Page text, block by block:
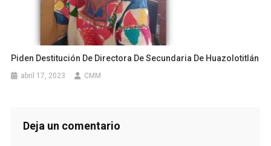
Piden Destitución De Directora De Secundaria De Huazolotitlán
abril 17, 2023 CMM
Deja un comentario